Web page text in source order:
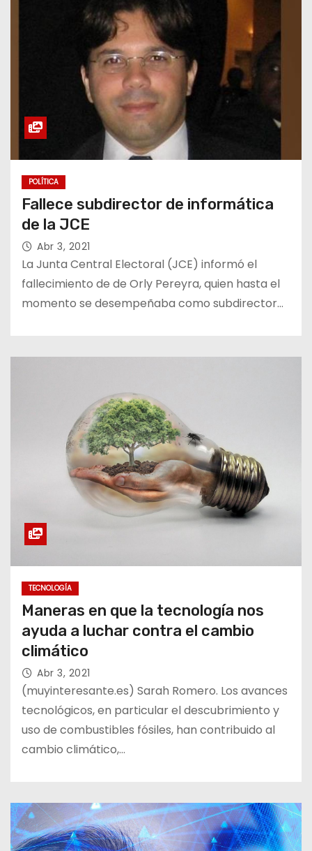
POLÍTICA
Fallece subdirector de informática
de la JCE
Abr 3, 2021
La Junta Central Electoral (JCE) informó el
fallecimiento de de Orly Pereyra, quien hasta el
momento se desempeñaba como subdirector…
TECNOLOGÍA
Maneras en que la tecnología nos
ayuda a luchar contra el cambio
climático
Abr 3, 2021
(muyinteresante.es) Sarah Romero. Los avances
tecnológicos, en particular el descubrimiento y
uso de combustibles fósiles, han contribuido al
cambio climático,…